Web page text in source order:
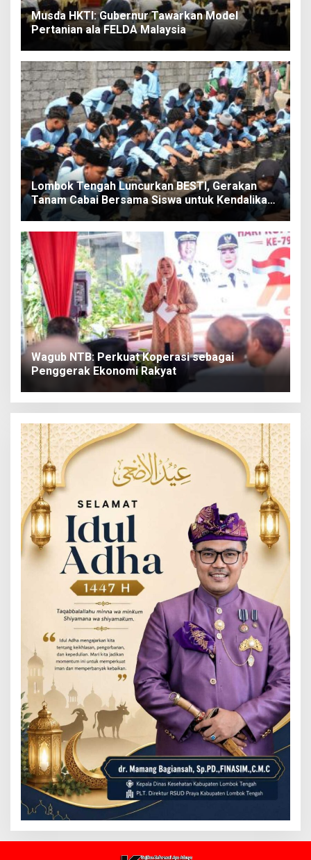
Musda HKTI: Gubernur Tawarkan Model
Pertanian ala FELDA Malaysia
Lombok Tengah Luncurkan BESTI, Gerakan
Tanam Cabai Bersama Siswa untuk Kendalikan
Inflasi
Wagub NTB: Perkuat Koperasi sebagai
Penggerak Ekonomi Rakyat